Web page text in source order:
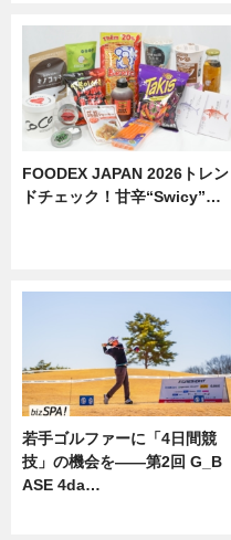
FOODEX JAPAN 2026トレン
ドチェック！甘辛“Swicy”…
若手ゴルファーに「4日間競
技」の機会を——第2回 G_B
ASE 4da…